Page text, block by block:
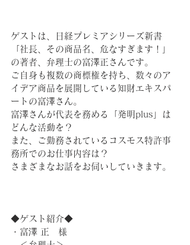
ゲストは、日経プレミアシリーズ新書
「社長、その商品名、危なすぎます！」
の著者、弁理士の富澤正さんです。
ご自身も複数の商標権を持ち、数々のア
イデア商品を展開している知財エキスパ
ートの富澤さん。
富澤さんが代表を務める「発明plus」は
どんな活動を？
また、ご勤務されているコスモス特許事
務所でのお仕事内容は？
さまざまなお話をお伺いしていきます。
◆ゲスト紹介◆
・富澤 正　様